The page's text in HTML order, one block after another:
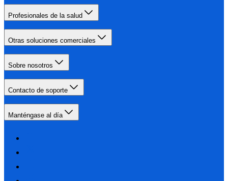
Profesionales de la salud
Otras soluciones comerciales
Sobre nosotros
Contacto de soporte
Manténgase al día